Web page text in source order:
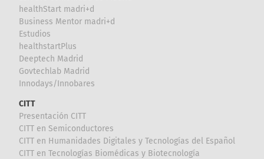
healthStart madri+d
Business Mentor madri+d
Estudios
healthstartPlus
Deeptech Madrid
Govtechlab Madrid
Innodays/Innobares
CITT
Presentación CITT
CITT en Semiconductores
CITT en Humanidades Digitales y Tecnologías del Español
CITT en Tecnologías Biomédicas y Biotecnología